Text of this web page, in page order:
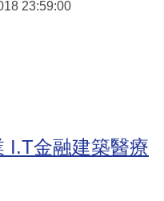
23:59:00
I.T金融建築醫療